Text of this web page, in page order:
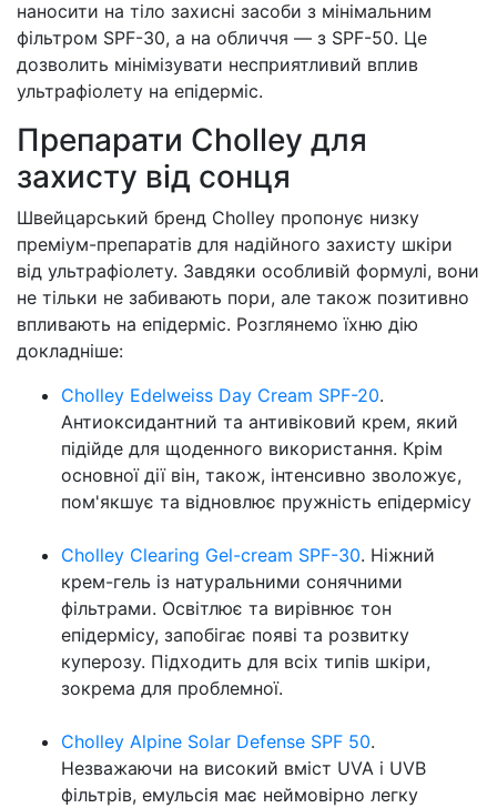
наносити на тіло захисні засоби з мінімальним
фільтром SPF-30, а на обличчя — з SPF-50. Це
дозволить мінімізувати несприятливий вплив
ультрафіолету на епідерміс.
Препарати Cholley для
захисту від сонця
Швейцарський бренд Cholley пропонує низку
преміум-препаратів для надійного захисту шкіри
від ультрафіолету. Завдяки особливій формулі, вони
не тільки не забивають пори, але також позитивно
впливають на епідерміс. Розглянемо їхню дію
докладніше:
Cholley Edelweiss Day Cream SPF-20.
Антиоксидантний та антивіковий крем, який
підійде для щоденного використання. Крім
основної дії він, також, інтенсивно зволожує,
пом'якшує та відновлює пружність епідермісу
Cholley Clearing Gel-cream SPF-30. Ніжний
крем-гель із натуральними сонячними
фільтрами. Освітлює та вирівнює тон
епідермісу, запобігає появі та розвитку
куперозу. Підходить для всіх типів шкіри,
зокрема для проблемної.
Cholley Alpine Solar Defense SPF 50.
Незважаючи на високий вміст UVA і UVB
фільтрів, емульсія має неймовірно легку